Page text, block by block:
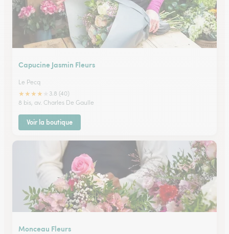
Capucine Jasmin Fleurs
Le Pecq
★★★★
3.8 (40)
8 bis, av. Charles De Gaulle
Voir la boutique
Monceau Fleurs